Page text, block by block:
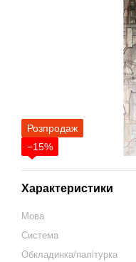
Розпродаж
−15%
Характеристики
Мова
Система
Обкладинка/палітурка